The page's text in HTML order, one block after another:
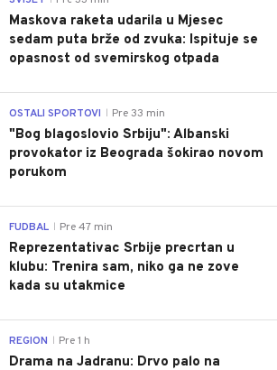
Maskova raketa udarila u Mjesec
sedam puta brže od zvuka: Ispituje se
opasnost od svemirskog otpada
OSTALI SPORTOVI Pre 33 min
"Bog blagoslovio Srbiju": Albanski
provokator iz Beograda šokirao novom
porukom
FUDBAL Pre 47 min
Reprezentativac Srbije precrtan u
klubu: Trenira sam, niko ga ne zove
kada su utakmice
REGION Pre 1 h
Drama na Jadranu: Drvo palo na